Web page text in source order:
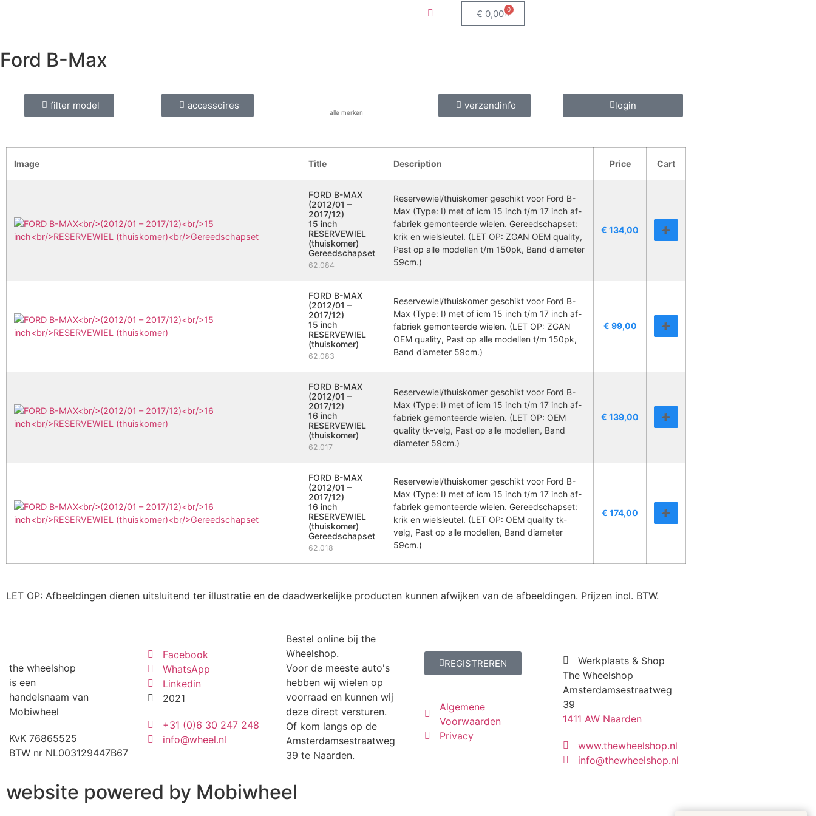
€ 0,00 0
Ford B-Max
filter model accessoires
alle merken
verzendinfo login
Image Title Description Price Cart
FORD B-MAX
(2012/01 –
2017/12)
15 inch
RESERVEWIEL
(thuiskomer)
Gereedschapset
62.084
Reservewiel/thuiskomer geschikt voor Ford B-
Max (Type: I) met of icm 15 inch t/m 17 inch af-
fabriek gemonteerde wielen. Gereedschapset:
krik en wielsleutel. (LET OP: ZGAN OEM quality,
Past op alle modellen t/m 150pk, Band diameter
59cm.)
€ 134,00 ➕
FORD B-MAX
(2012/01 –
2017/12)
15 inch
RESERVEWIEL
(thuiskomer)
62.083
Reservewiel/thuiskomer geschikt voor Ford B-
Max (Type: I) met of icm 15 inch t/m 17 inch af-
fabriek gemonteerde wielen. (LET OP: ZGAN
OEM quality, Past op alle modellen t/m 150pk,
Band diameter 59cm.)
€ 99,00 ➕
FORD B-MAX
(2012/01 –
2017/12)
16 inch
RESERVEWIEL
(thuiskomer)
62.017
Reservewiel/thuiskomer geschikt voor Ford B-
Max (Type: I) met of icm 15 inch t/m 17 inch af-
fabriek gemonteerde wielen. (LET OP: OEM
quality tk-velg, Past op alle modellen, Band
diameter 59cm.)
€ 139,00 ➕
FORD B-MAX
(2012/01 –
2017/12)
16 inch
RESERVEWIEL
(thuiskomer)
Gereedschapset
62.018
Reservewiel/thuiskomer geschikt voor Ford B-
Max (Type: I) met of icm 15 inch t/m 17 inch af-
fabriek gemonteerde wielen. Gereedschapset:
krik en wielsleutel. (LET OP: OEM quality tk-
velg, Past op alle modellen, Band diameter
59cm.)
€ 174,00 ➕
LET OP: Afbeeldingen dienen uitsluitend ter illustratie en de daadwerkelijke producten kunnen afwijken van de afbeeldingen. Prijzen incl. BTW.
the wheelshop
is een
handelsnaam van
Mobiwheel
KvK 76865525
BTW nr NL003129447B67
Facebook
WhatsApp
Linkedin
2021
+31 (0)6 30 247 248
info@wheel.nl
Bestel online bij the
Wheelshop.
Voor de meeste auto's
hebben wij wielen op
voorraad en kunnen wij
deze direct versturen.
Of kom langs op de
Amsterdamsestraatweg
39 te Naarden.
REGISTREREN
Algemene
Voorwaarden
Privacy
Werkplaats & Shop
The Wheelshop
Amsterdamsestraatweg
39
1411 AW Naarden
www.thewheelshop.nl
info@thewheelshop.nl
website powered by Mobiwheel